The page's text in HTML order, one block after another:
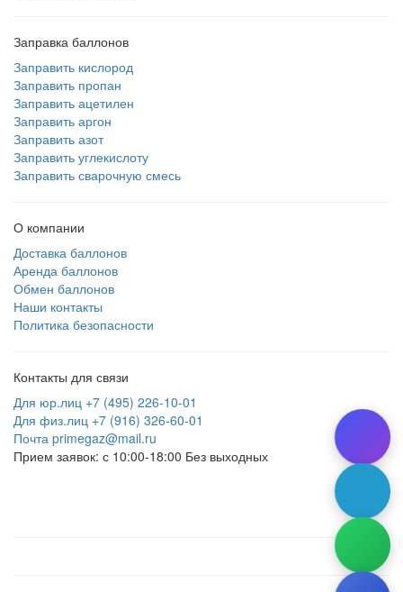
Заправка баллонов
Заправить кислород
Заправить пропан
Заправить ацетилен
Заправить аргон
Заправить азот
Заправить углекислоту
Заправить сварочную смесь
О компании
Доставка баллонов
Аренда баллонов
Обмен баллонов
Наши контакты
Политика безопасности
Контакты для связи
Для юр.лиц +7 (495) 226-10-01
Для физ.лиц +7 (916) 326-60-01
Почта primegaz@mail.ru
Прием заявок: с 10:00-18:00 Без выходных